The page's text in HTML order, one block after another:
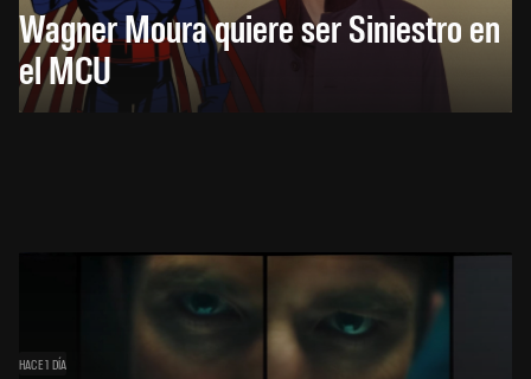
Wagner Moura quiere ser Siniestro en
el MCU
HACE 1 DÍA